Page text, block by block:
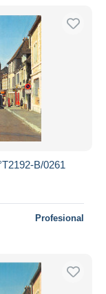
B/0261
Profesional